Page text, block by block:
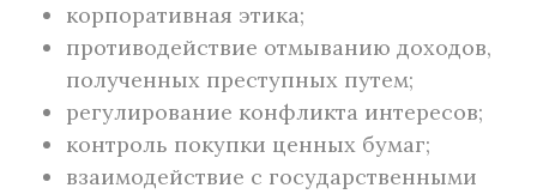
корпоративная этика;
противодействие отмыванию доходов,
полученных преступных путем;
регулирование конфликта интересов;
контроль покупки ценных бумаг;
взаимодействие с государственными